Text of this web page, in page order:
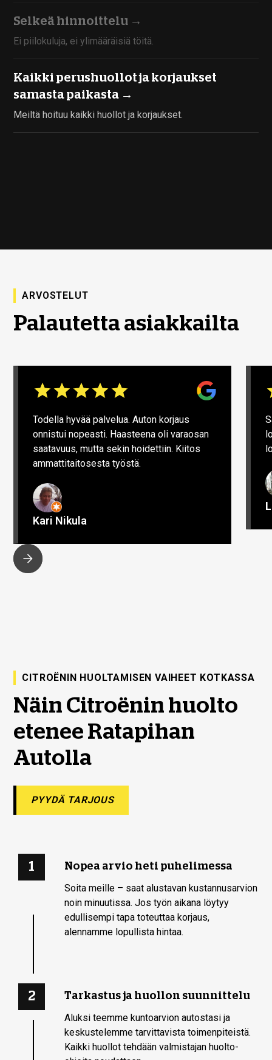
Selkeä hinnoittelu →
Ei piilokuluja, ei ylimääräisiä töitä.
Kaikki perushuollot ja korjaukset
samasta paikasta →
Meiltä hoituu kaikki huollot ja korjaukset.
ARVOSTELUT
Palautetta asiakkailta
Todella hyvää palvelua. Auton korjaus
onnistui nopeasti. Haasteena oli varaosan
saatavuus, mutta sekin hoidettiin. Kiitos
ammattitaitosesta työstä.
Kari Nikula
CITROËNIN HUOLTAMISEN VAIHEET KOTKASSA
Näin Citroënin huolto
etenee Ratapihan
Autolla
PYYDÄ TARJOUS
1 Nopea arvio heti puhelimessa
Soita meille – saat alustavan kustannusarvion
noin minuutissa. Jos työn aikana löytyy
edullisempi tapa toteuttaa korjaus,
alennamme lopullista hintaa.
2 Tarkastus ja huollon suunnittelu
Aluksi teemme kuntoarvion autostasi ja
keskustelemme tarvittavista toimenpiteistä.
Kaikki huollot tehdään valmistajan huolto-